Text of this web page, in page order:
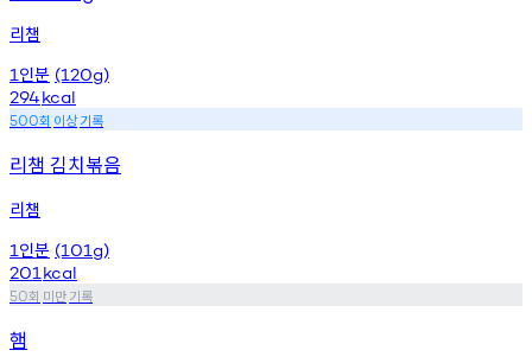
리챔
1 인분 (120g)
294kcal
500회 이상기록
리챔 김치볶음
리챔
1 인분 (101g)
201 kcal
50회 미만기록
햄